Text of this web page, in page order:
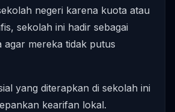
negeri karena kuota atau
sekolah ini hadir sebagai
agar mereka tidak putus
yang diterapkan di sekolah ini
kearifan lokal.